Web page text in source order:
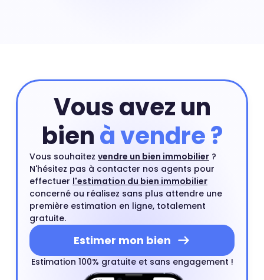
du quartier.
Vous avez un
bienà vendre ?
Vous souhaitez vendre un bien immobilier ?
N'hésitez pas à contacter nos agents pour
effectuer l'estimation du bien immobilier
concerné ou réalisez sans plus attendre une
première estimation en ligne, totalement
gratuite.
Estimer mon bien
Estimation 100% gratuite et sans engagement !